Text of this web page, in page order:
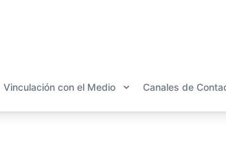
Vinculación con el Medio Canales de